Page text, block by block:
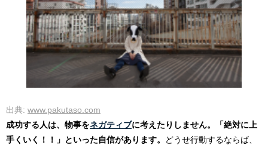
出典: www.pakutaso.com
成功する人は、物事をネガティブに考えたりしません。「絶対に上
手くいく！！」といった自信があります。
どうせ行動するならば、